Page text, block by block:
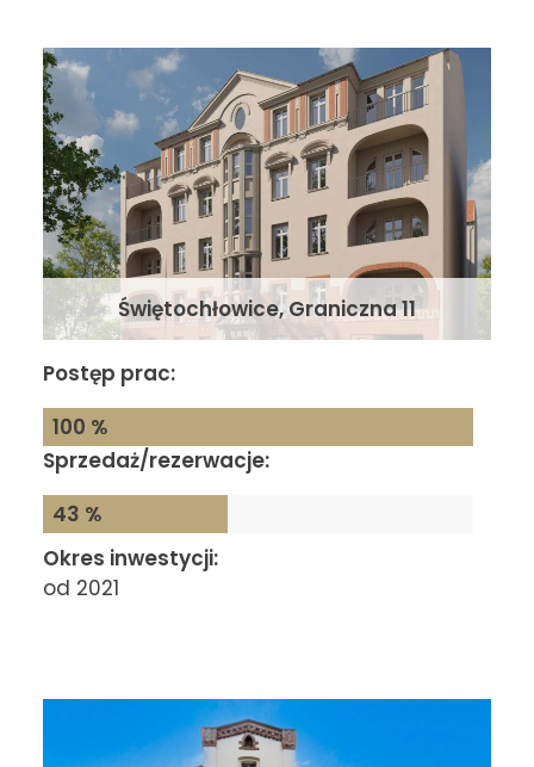
Świętochłowice, Graniczna 11
Postęp prac:
100 %
Sprzedaż/rezerwacje:
43 %
Okres inwestycji:
od 2021